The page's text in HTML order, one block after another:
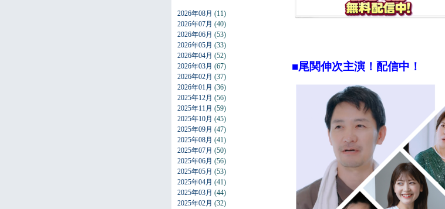
2026年08月 (11)
2026年07月 (40)
2026年06月 (53)
2026年05月 (33)
2026年04月 (52)
2026年03月 (67)
2026年02月 (37)
2026年01月 (36)
2025年12月 (56)
2025年11月 (59)
2025年10月 (45)
2025年09月 (47)
2025年08月 (41)
2025年07月 (50)
2025年06月 (56)
2025年05月 (53)
2025年04月 (41)
2025年03月 (44)
2025年02月 (32)
■尾関伸次主演！ 配信中！